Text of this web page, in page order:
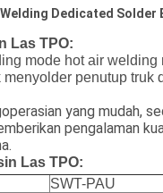
Welding Dedicated Solder
Las TPO:
mode hot air welding
penutup truk
yang mudah,
pengalaman
Las TPO:
SWT-PAU